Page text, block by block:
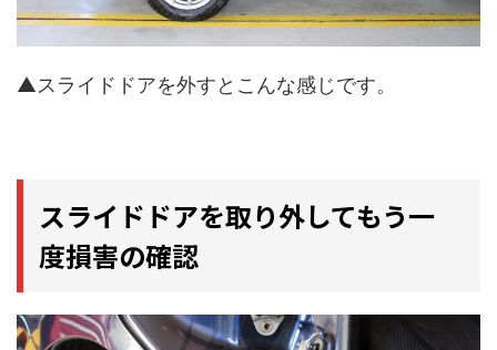
▲スライドドアを外すとこんな感じです。
スライドドアを取り外してもう一
度損害の確認